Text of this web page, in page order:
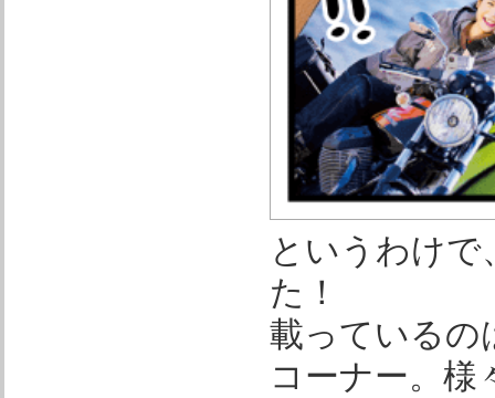
というわけで
た！
載っているの
コーナー。様